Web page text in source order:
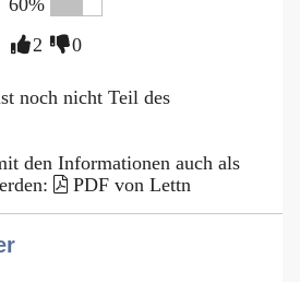
2 0
noch nicht Teil des
den Informationen auch als
PDF von Lettn